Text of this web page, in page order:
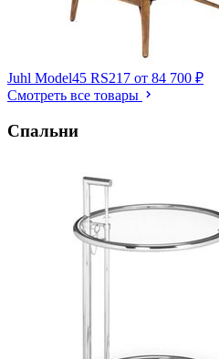
Juhl Model45 RS217 от 84 700 ₽
Смотреть все товары
Спальни